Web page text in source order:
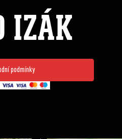
IZÁK
podmínky